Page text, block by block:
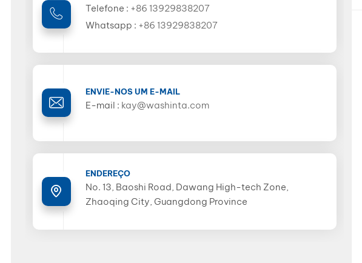
Telefone : +86 13929838207
Whatsapp : +86 13929838207
ENVIE-NOS UM E-MAIL
E-mail : kay@washinta.com
ENDEREÇO
No. 13, Baoshi Road, Dawang High-tech Zone,
Zhaoqing City, Guangdong Province